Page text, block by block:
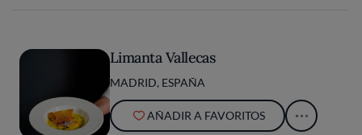
Limanta Vallecas
MADRID, ESPAÑA
AÑADIR A FAVORITOS